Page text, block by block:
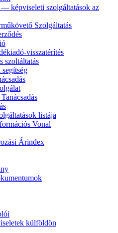
képviseleti szolgáltatások az
Szolgáltatás
visszatérítés
szoltáltatás
listája
Vonal
Árindex
külföldön